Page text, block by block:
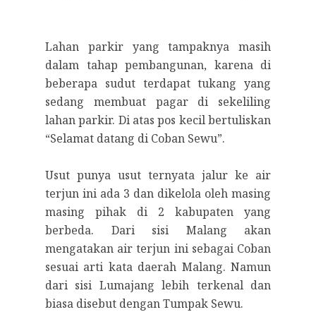
Lahan parkir yang tampaknya masih
dalam tahap pembangunan, karena di
beberapa sudut terdapat tukang yang
sedang membuat pagar di sekeliling
lahan parkir. Di atas pos kecil bertuliskan
“Selamat datang di Coban Sewu”.
Usut punya usut ternyata jalur ke air
terjun ini ada 3 dan dikelola oleh masing
masing pihak di 2 kabupaten yang
berbeda. Dari sisi Malang akan
mengatakan air terjun ini sebagai Coban
sesuai arti kata daerah Malang. Namun
dari sisi Lumajang lebih terkenal dan
biasa disebut dengan Tumpak Sewu.